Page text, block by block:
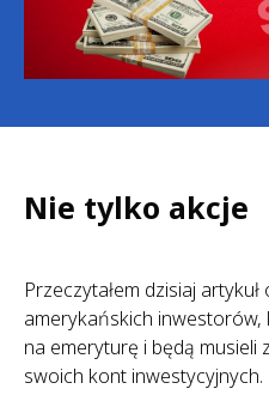
Nie tylko akcje
Przeczytałem dzisiaj
amerykańskich inwestorów,
na emeryturę i będą musieli
swoich kont inwestycyjnych.